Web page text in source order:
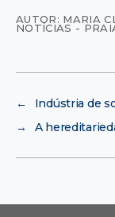
AUTOR: MARIA
NOTÍCIAS -
←
Indústria de
→
A